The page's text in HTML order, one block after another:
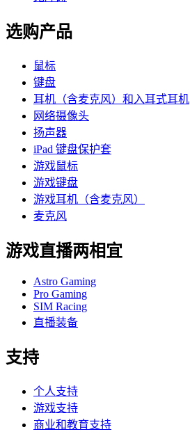
选购产品
鼠标
键盘
耳机（含麦克风）和入耳式耳机
网络摄像头
扬声器
iPad 键盘保护套
游戏鼠标
游戏键盘
游戏耳机（含麦克风）
麦克风
游戏直播两相宜
Astro Gaming
Pro Gaming
SIM Racing
直播装备
支持
个人支持
游戏支持
商业和教育支持